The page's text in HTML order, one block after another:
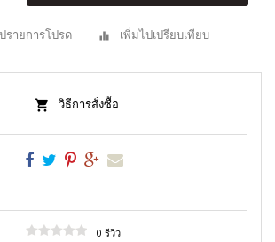
รายการโปรด เพิ่มไปเปรียบเทียบ
วิธีการสั่งซื้อ
0 รีวิว